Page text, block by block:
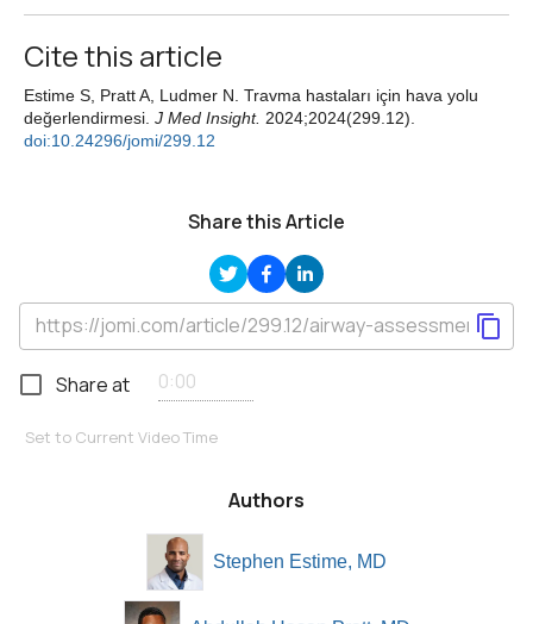
Cite this article
Estime S, Pratt A, Ludmer N. Travma hastaları için hava yolu
değerlendirmesi. J Med Insight. 2024;2024(299.12).
doi:10.24296/jomi/299.12
Share this Article
Share at
Set to Current Video Time
Authors
Stephen Estime, MD